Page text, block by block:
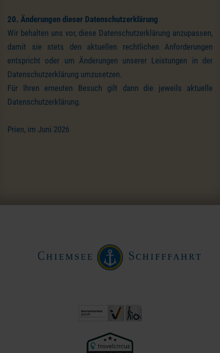
20. Änderungen dieser Datenschutzerklärung
Wir behalten uns vor, diese Datenschutzerklärung anzupassen,
damit sie stets den aktuellen rechtlichen Anforderungen
entspricht oder um Änderungen unserer Leistungen in der
Datenschutzerklärung umzusetzen.
Für Ihren erneuten Besuch gilt dann die jeweils aktuelle
Datenschutzerklärung.
Prien, im Juni 2026